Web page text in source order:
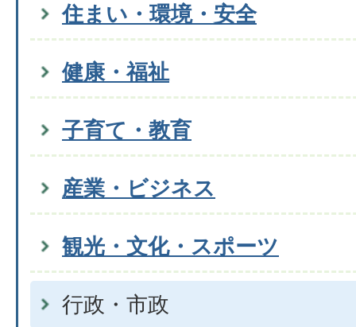
住まい・環境・安全
健康・福祉
子育て・教育
産業・ビジネス
観光・文化・スポーツ
行政・市政